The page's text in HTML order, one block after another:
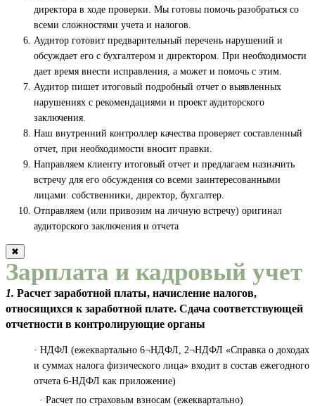
директора в ходе проверки. Мы готовы помочь разобраться со
всеми сложностями учета и налогов.
Аудитор готовит предварительный перечень нарушений и
обсуждает его с бухгалтером и директором. При необходимости
дает время внести исправления, а может и помочь с этим.
Аудитор пишет итоговый подробный отчет о выявленных
нарушениях с рекомендациями и проект аудиторского
заключения.
Наш внутренний контроллер качества проверяет составленный
отчет, при необходимости вносит правки.
Направляем клиенту итоговый отчет и предлагаем назначить
встречу для его обсуждения со всеми заинтересованными
лицами: собственники, директор, бухгалтер.
Отправляем (или привозим на личную встречу) оригинал
аудиторского заключения и отчета
✖
Зарплата и кадровый учет
1. Расчет заработной платы, начисление налогов,
относящихся к заработной плате. Сдача соответствующей
отчетности в контролирующие органы
· НДФЛ (ежеквартально 6¬НДФЛ, 2¬НДФЛ «Справка о доходах
и суммах налога физического лица» входит в состав ежегодного
отчета 6-НДФЛ как приложение)
· Расчет по страховым взносам (ежеквартально)